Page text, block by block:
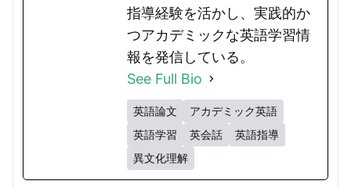
指導経験を活かし、実践的か
つアカデミックな英語学習情
報を発信している。
See Full Bio
英語論文
アカデミック英語
英語学習
英会話
英語指導
異文化理解